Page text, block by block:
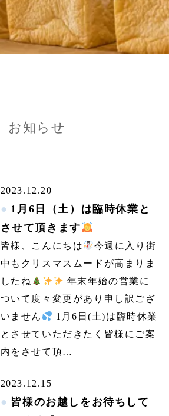
お知らせ
2023.12.20
1月6日（土）は臨時休業と
させて頂きます
皆様、こんにちは
今週に入り街
中もクリスマスムードが高まりま
したね
年末年始の営業に
ついて度々変更があり申し訳ござ
いません
1月6日(土)は臨時休業
とさせていただきたく皆様にご案
内をさせて頂…
2023.12.15
皆様のお越しをお待ちして